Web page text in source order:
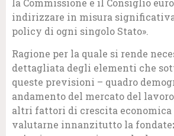
indirizzare in misura
policy di ogni singolo Stato».
Ragione per la quale si rende
dettagliata degli elementi che
queste previsioni – quadro
andamento del mercato del
altri fattori di crescita economica
valutarne innanzitutto la